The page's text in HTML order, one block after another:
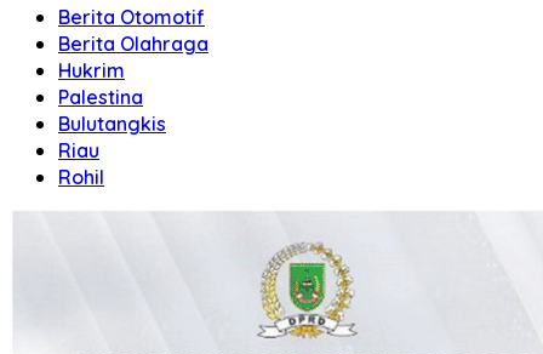
Berita Otomotif
Berita Olahraga
Hukrim
Palestina
Bulutangkis
Riau
Rohil